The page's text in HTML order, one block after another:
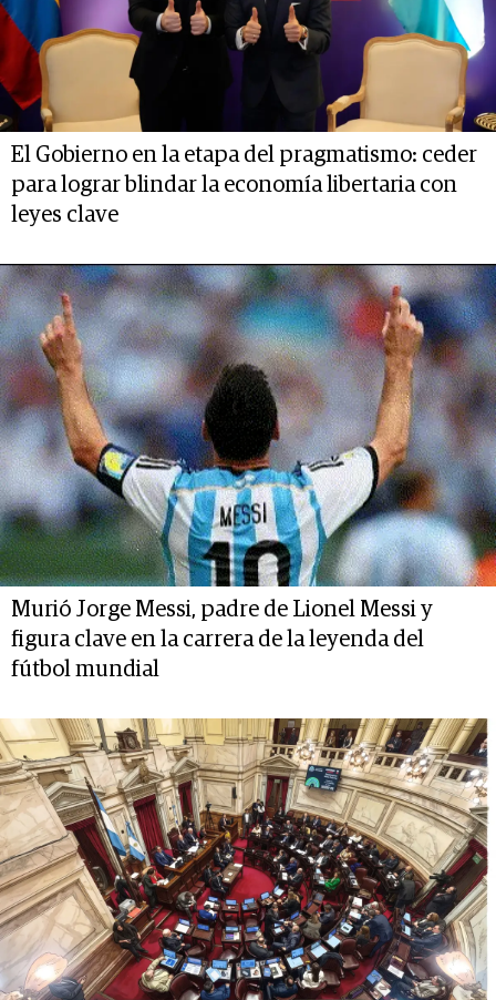
El Gobierno en la etapa del pragmatismo: ceder
para lograr blindar la economía libertaria con
leyes clave
Murió Jorge Messi, padre de Lionel Messi y
figura clave en la carrera de la leyenda del
fútbol mundial